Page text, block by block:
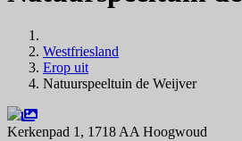
Westfriesland
Erop uit
Natuurspeeltuin de Weijver
Kerkenpad 1, 1718 AA Hoogwoud